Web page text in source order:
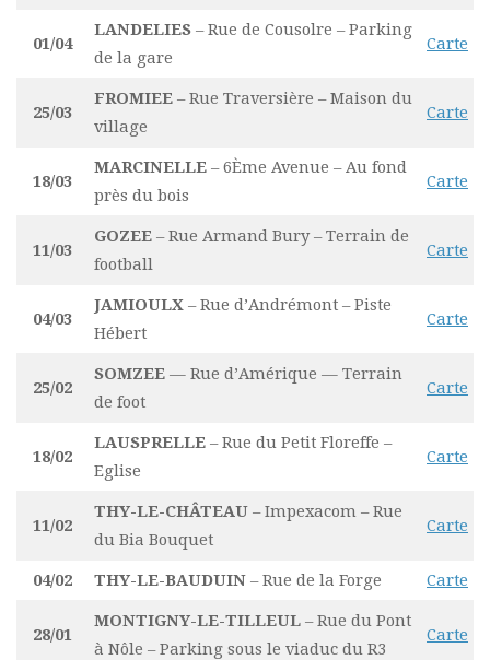
01/04
LANDELIES – Rue de Cousolre – Parking
de la gare
Carte
25/03
FROMIEE – Rue Traversière – Maison du
village
Carte
18/03
MARCINELLE – 6Ème Avenue – Au fond
près du bois
Carte
11/03
GOZEE – Rue Armand Bury – Terrain de
football
Carte
04/03
JAMIOULX – Rue d’Andrémont – Piste
Hébert
Carte
25/02
SOMZEE — Rue d’Amérique — Terrain
de foot
Carte
18/02
LAUSPRELLE – Rue du Petit Floreffe –
Eglise
Carte
11/02
THY-LE-CHÂTEAU – Impexacom – Rue
du Bia Bouquet
Carte
04/02 THY-LE-BAUDUIN – Rue de la Forge Carte
28/01
MONTIGNY-LE-TILLEUL – Rue du Pont
à Nôle – Parking sous le viaduc du R3
Carte